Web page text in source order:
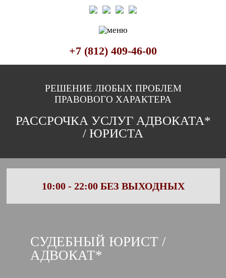
Наши специализации
+7 (812) 409-46-00
РЕШЕНИЕ ЛЮБЫХ ПРОБЛЕМ
ПРАВОВОГО ХАРАКТЕРА
РАССРОЧКА УСЛУГ АДВОКАТА*
/ ЮРИСТА
10:00 - 22:00 БЕЗ ВЫХОДНЫХ
СУДЕБНЫЙ ЮРИСТ /
АДВОКАТ*